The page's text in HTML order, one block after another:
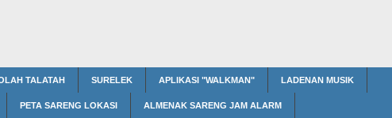
TALATAH SURELEK APLIKASI "WALKMAN" LADENAN MUSIK
PETA SARENG LOKASI ALMENAK SARENG JAM ALARM